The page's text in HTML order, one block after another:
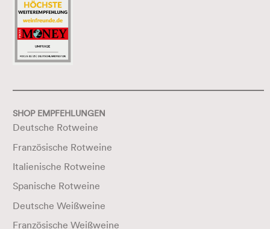
SHOP EMPFEHLUNGEN
Deutsche Rotweine
Französische Rotweine
Italienische Rotweine
Spanische Rotweine
Deutsche Weißweine
Französische Weißweine